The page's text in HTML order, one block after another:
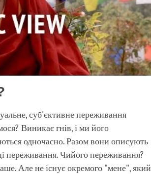
суб'єктивне переживання
Виникає гнів, і ми його
одночасно. Разом вони описують
переживання. Чийого переживання?
Але не існує окремого "мене", який